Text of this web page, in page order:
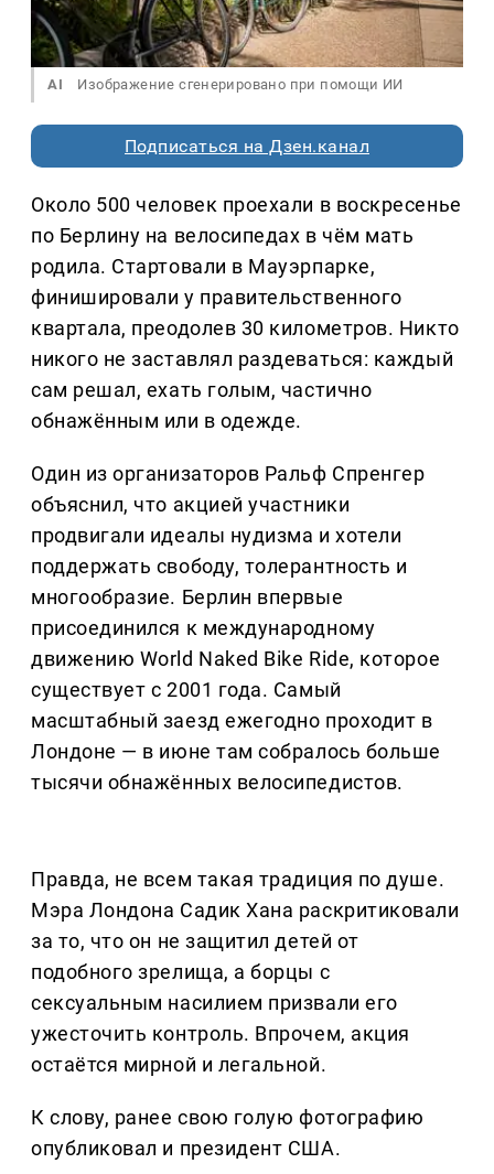
AI Изображение сгенерировано при помощи ИИ
Подписаться на Дзен.канал
Около 500 человек проехали в воскресенье
по Берлину на велосипедах в чём мать
родила. Стартовали в Мауэрпарке,
финишировали у правительственного
квартала, преодолев 30 километров. Никто
никого не заставлял раздеваться: каждый
сам решал, ехать голым, частично
обнажённым или в одежде.
Один из организаторов Ральф Спренгер
объяснил, что акцией участники
продвигали идеалы нудизма и хотели
поддержать свободу, толерантность и
многообразие. Берлин впервые
присоединился к международному
движению World Naked Bike Ride, которое
существует с 2001 года. Самый
масштабный заезд ежегодно проходит в
Лондоне — в июне там собралось больше
тысячи обнажённых велосипедистов.
Правда, не всем такая традиция по душе.
Мэра Лондона Садик Хана раскритиковали
за то, что он не защитил детей от
подобного зрелища, а борцы с
сексуальным насилием призвали его
ужесточить контроль. Впрочем, акция
остаётся мирной и легальной.
К слову, ранее свою голую фотографию
опубликовал и президент США.